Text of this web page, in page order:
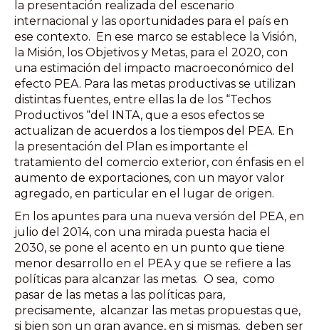
la presentación realizada del escenario
internacional y las oportunidades para el país en
ese contexto. En ese marco se establece la Visión,
la Misión, los Objetivos y Metas, para el 2020, con
una estimación del impacto macroeconómico del
efecto PEA. Para las metas productivas se utilizan
distintas fuentes, entre ellas la de los “Techos
Productivos “del INTA, que a esos efectos se
actualizan de acuerdos a los tiempos del PEA. En
la presentación del Plan es importante el
tratamiento del comercio exterior, con énfasis en el
aumento de exportaciones, con un mayor valor
agregado, en particular en el lugar de origen.
En los apuntes para una nueva versión del PEA, en
julio del 2014, con una mirada puesta hacia el
2030, se pone el acento en un punto que tiene
menor desarrollo en el PEA y que se refiere a las
políticas para alcanzar las metas. O sea, como
pasar de las metas a las políticas para,
precisamente, alcanzar las metas propuestas que,
si bien son un gran avance, en si mismas, deben ser